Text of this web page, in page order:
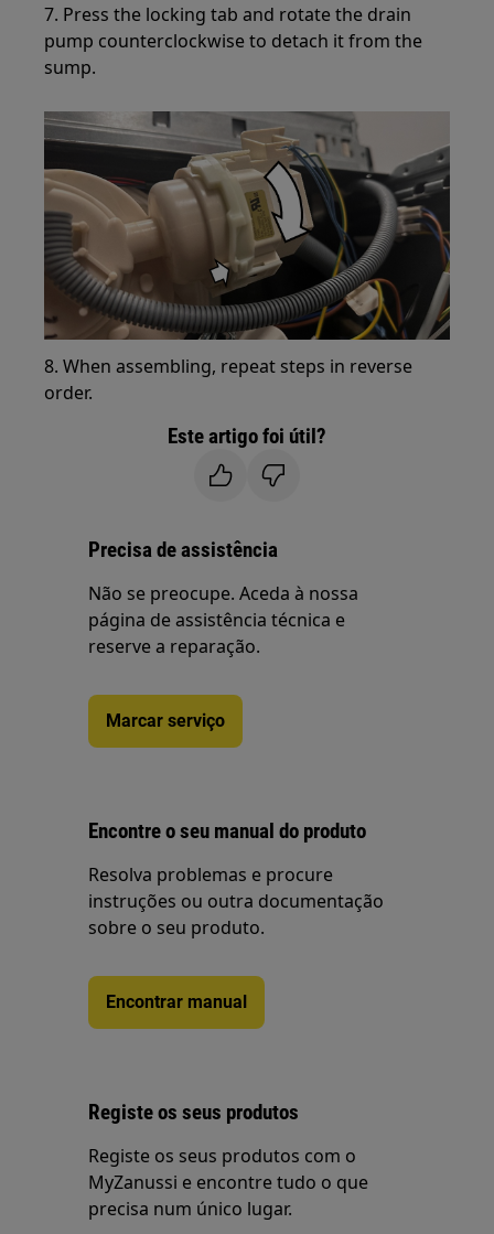
7. Press the locking tab and rotate the drain
pump counterclockwise to detach it from the
sump.
8. When assembling, repeat steps in reverse
order.
Este artigo foi útil?
Precisa de assistência
Não se preocupe. Aceda à nossa
página de assistência técnica e
reserve a reparação.
Marcar serviço
Encontre o seu manual do produto
Resolva problemas e procure
instruções ou outra documentação
sobre o seu produto.
Encontrar manual
Registe os seus produtos
Registe os seus produtos com o
MyZanussi e encontre tudo o que
precisa num único lugar.